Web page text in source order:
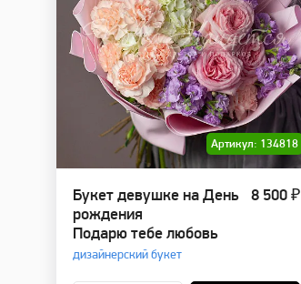
Артикул: 134818
Букет девушке на День
рождения
Подарю тебе любовь
дизайнерский букет
8 500 ₽